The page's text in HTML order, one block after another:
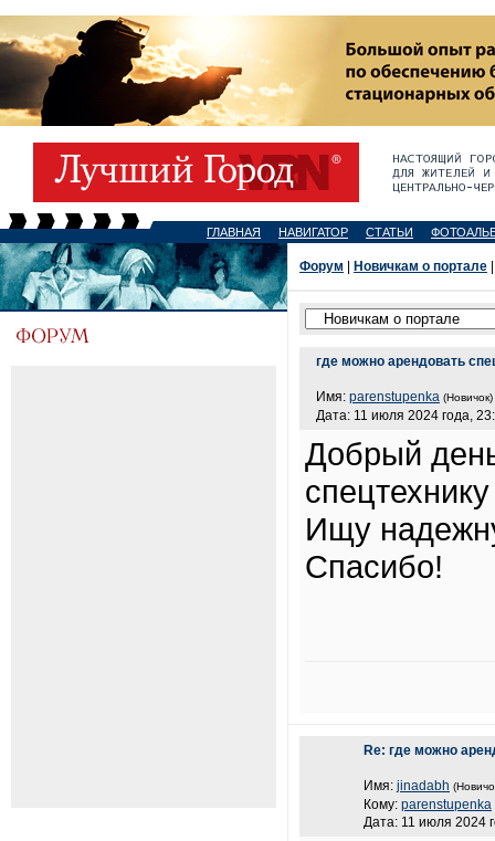
ГЛАВНАЯ НАВИГАТОР СТАТЬИ
Форум Новичкам о портале
где можно арендовать
Имя: parenstupenka (Новичок)
Дата: 11 июля 2024 года,
Добрый
Ищу
Спасибо!
Re: где можно
Имя: jinadabh
Кому: parenstupenka
Дата: 11 июля 2024